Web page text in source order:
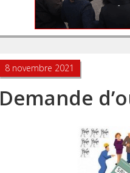
8 novembre 2021
Demande